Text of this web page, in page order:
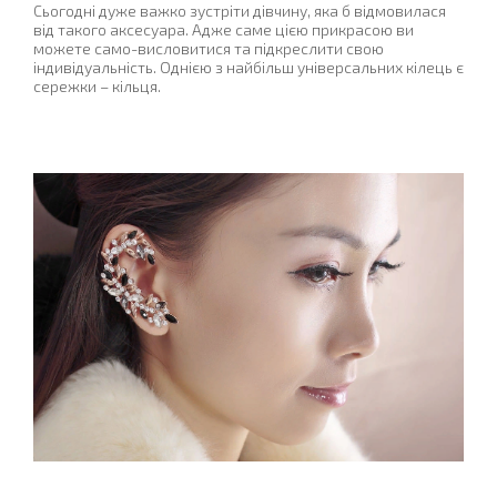
Сьогодні дуже важко зустріти дівчину, яка б відмовилася
від такого аксесуара. Адже саме цією прикрасою ви
можете само-висловитися та підкреслити свою
індивідуальність. Однією з найбільш універсальних кілець є
сережки – кільця.